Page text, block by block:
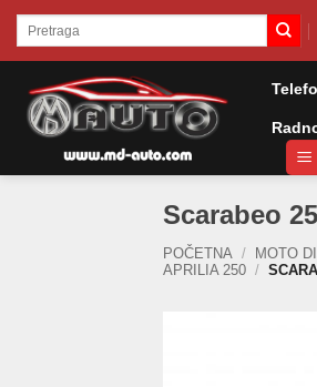
SkipPretraži:
Scarabeo
POČETNA / MOTO
APRILIA 250 /